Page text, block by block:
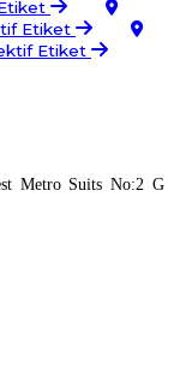
Etiket
Etiket
Metro Suits No:2 G